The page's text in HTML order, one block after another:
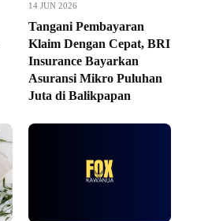
14 JUN 2026
Tangani Pembayaran
Klaim Dengan Cepat, BRI
Insurance Bayarkan
Asuransi Mikro Puluhan
Juta di Balikpapan